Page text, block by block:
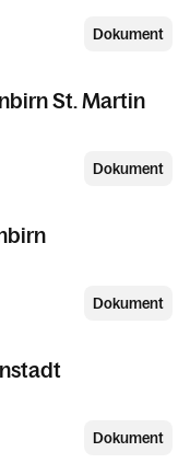
Dokument
St. Martin
Dokument
Dokument
Dokument